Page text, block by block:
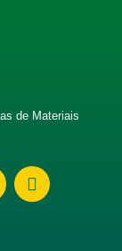
de Materiais
Y
o